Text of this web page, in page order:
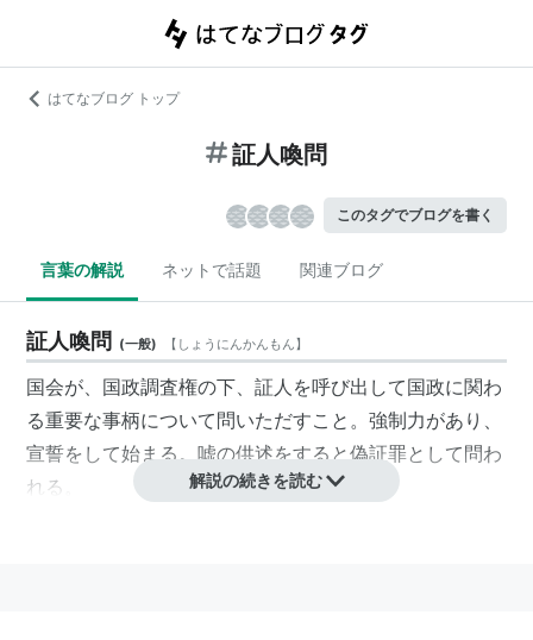
はてなブログ トップ
証人喚問
このタグでブログを書く
言葉の解説 ネットで話題 関連ブログ
証人喚問 (一般) 【 しょうにんかんもん】
国会が、国政調査権の下、証人を呼び出して国政に関わ
る重要な事柄について問いただすこと。強制力があり、
宣誓をして始まる。嘘の供述をすると偽証罪として問わ
れる。
解説の続きを読む